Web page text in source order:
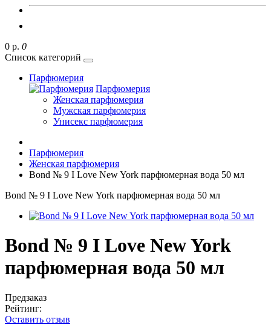
0 р. 0
Список категорий
Парфюмерия
Парфюмерия
Женская парфюмерия
Мужская парфюмерия
Унисекс парфюмерия
Парфюмерия
Женская парфюмерия
Bond № 9 I Love New York парфюмерная вода 50 мл
Bond № 9 I Love New York парфюмерная вода 50 мл
Bond № 9 I Love New York
парфюмерная вода 50 мл
Предзаказ
Рейтинг:
Оставить отзыв